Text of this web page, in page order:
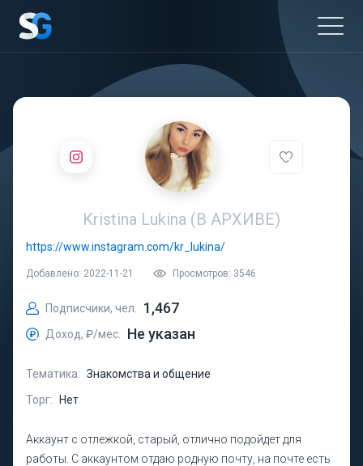
Kristina Lukina (В АРХИВЕ)
https://www.instagram.com/kr_lukina/
Добавлено: 2022-11-21 Просмотров: 3546
Подписчики, чел. 1,467
Доход, ₽/мес. Не указан
Тематика: Знакомства и общение
Торг:
Нет
Аккаунт с отлежкой, старый, отлично подойдет для
работы. С аккаунтом отдаю родную почту, на почте есть